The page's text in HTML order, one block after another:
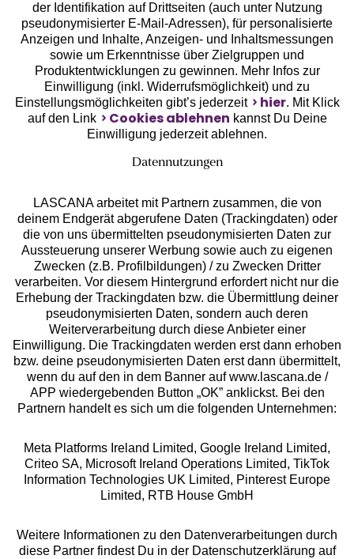
Unsere Apps
Services
Beratung
Über uns
Rechtliches
Alle Preise inkl. MwSt., zzgl.
Versandkosten
** Bonität vorausgesetzt, berechtigt zur Bonitätsprüfung
der Identifikation auf Drittseiten (auch unter Nutzung
pseudonymisierter E-Mail-Adressen), für personalisierte
Anzeigen und Inhalte, Anzeigen- und Inhaltsmessungen
sowie um Erkenntnisse über Zielgruppen und
Produktentwicklungen zu gewinnen. Mehr Infos zur
Einwilligung (inkl. Widerrufsmöglichkeit) und zu
Einstellungsmöglichkeiten gibt’s jederzeit
hier. Mit Klick
auf den Link
Cookies ablehnen kannst Du Deine
Einwilligung jederzeit ablehnen.
Datennutzungen
LASCANA arbeitet mit Partnern zusammen, die von
deinem Endgerät abgerufene Daten (Trackingdaten) oder
die von uns übermittelten pseudonymisierten Daten zur
Aussteuerung unserer Werbung sowie auch zu eigenen
Zwecken (z.B. Profilbildungen) / zu Zwecken Dritter
verarbeiten. Vor diesem Hintergrund erfordert nicht nur die
Erhebung der Trackingdaten bzw. die Übermittlung deiner
pseudonymisierten Daten, sondern auch deren
Weiterverarbeitung durch diese Anbieter einer
Einwilligung. Die Trackingdaten werden erst dann erhoben
bzw. deine pseudonymisierten Daten erst dann übermittelt,
wenn du auf den in dem Banner auf www.lascana.de /
APP wiedergebenden Button „OK” anklickst. Bei den
Partnern handelt es sich um die folgenden Unternehmen:
Meta Platforms Ireland Limited, Google Ireland Limited,
Criteo SA, Microsoft Ireland Operations Limited, TikTok
Information Technologies UK Limited, Pinterest Europe
Limited, RTB House GmbH
Weitere Informationen zu den Datenverarbeitungen durch
diese Partner findest Du in der Datenschutzerklärung auf